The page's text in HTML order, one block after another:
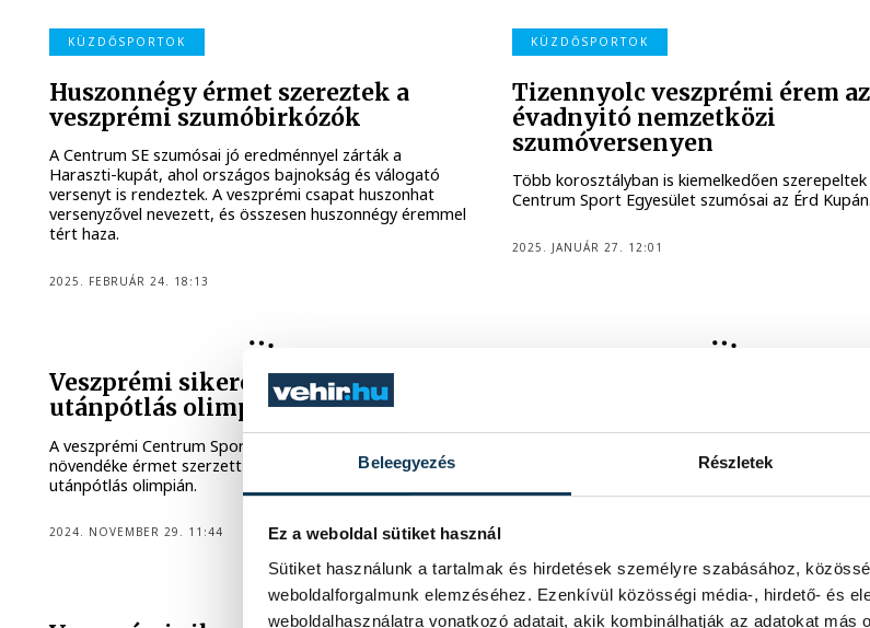
Beleegyezés Részletek
Ez a weboldal sütiket használ
Sütiket használunk a tartalmak és hirdetések személyre szabásához,
weboldalforgalmunk elemzéséhez. Ezenkívül közösségi média-, hirdető- és
weboldalhasználatra vonatkozó adatait, akik kombinálhatják az adatokat más
KÜZDŐSPORTOK
Huszonnégy érmet szereztek a
veszprémi szumóbirkózók
A Centrum SE szumósai jó eredménnyel zárták a
Haraszti-kupát, ahol országos bajnokság és válogató
versenyt is rendeztek. A veszprémi csapat huszonhat
versenyzővel nevezett, és összesen huszonnégy éremmel
tért haza.
2025. FEBRUÁR 24. 18:13
KÜZDŐSPORTOK
Tizennyolc veszprémi érem az
évadnyitó nemzetközi
szumóversenyen
Több korosztályban is kiemelkedően szerepeltek
Centrum Sport Egyesület szumósai az Érd Kupán.
2025. JANUÁR 27. 12:01
Veszprémi sikerek a szumó
utánpótlás olimpián
A veszprémi Centrum Sport Egyesület valamennyi
növendéke érmet szerzett az Érden rendezett szumó
utánpótlás olimpián.
2024. NOVEMBER 29. 11:44
maradt alul az U18-as korosztály döntőjében a